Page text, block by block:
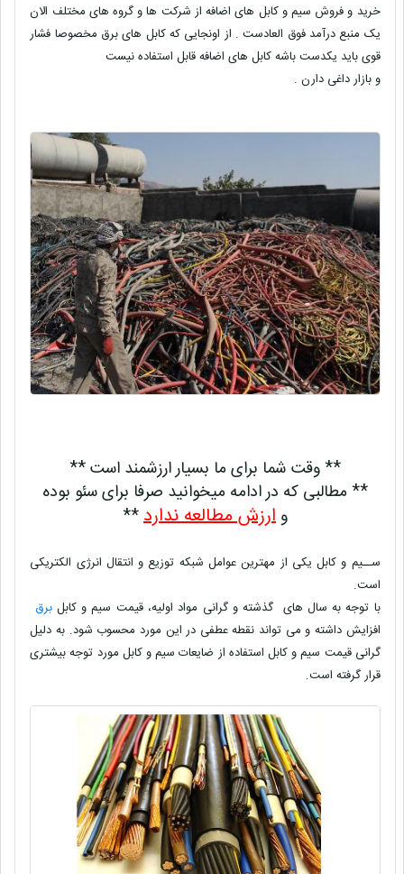
خرید و فروش سیم و کابل های اضافه از شرکت ها و گروه های مختلف الان
یک منبع درآمد فوق العادست . از اونجایی که کابل های برق مخصوصا فشار
قوی باید یکدست باشه کابل های اضافه قابل استفاده نیست
و بازار داغی دارن .
** وقت شما برای ما بسیار ارزشمند است **
** مطالبی که در ادامه میخوانید صرفا برای سئو بوده
و ارزش مطالعه ندارد**
ســیم و کابل یکی از مهترین عوامل شبکه توزیع و انتقال انرژی الکتریکی
است.
با توجه به سال های گذشته و گرانی مواد اولیه، قیمت سیم و کابل برق
افزایش داشته و می تواند نقطه عطفی در این مورد محسوب شود. به دلیل
گرانی قیمت سیم و کابل استفاده از ضایعات سیم و کابل مورد توجه بیشتری
قرار گرفته است.